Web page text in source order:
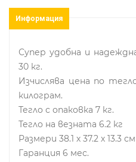
Информация
Супер удобна и
30 кг.
Изчислява цена по
килограм.
Тегло с опаковка 7 кг.
Тегло на везната 6.2 кг
Размери 38.1 х 37.2 х 13.3 см
Гаранция 6 мес.